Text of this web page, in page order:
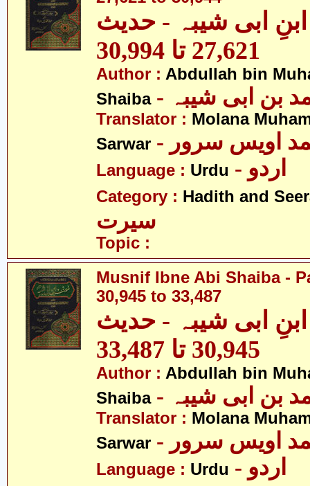
ابی شیبہ - حدیث
27,621 تا 30,994
Author : Abdullah bin
Shaiba
بن ابی شیبہ
Translator : Molana
Sarwar
اویس سرور
Language : Urdu - اردو
Category : Hadith and
سیرت
Topic :
Musnif Ibne Abi Shaiba -
30,945 to 33,487
ابی شیبہ - حدیث
30,945 تا 33,487
Author : Abdullah bin
Shaiba
بن ابی شیبہ
Translator : Molana
Sarwar
اویس سرور
Language : Urdu - اردو